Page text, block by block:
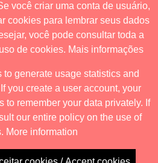
publica exclusivamente bajo una
Creative Commons Atribución-
CompartirIgual 4.0 .
usar el visor de JATS Studio
de 2026. Para obtener los formatos
você criar uma conta de usuário,
cookies para lembrar seus dados
você pode consultar toda a
de cookies. Mais informações
generate usage statistics and
you create a user account, your
to remember your data privately. If
our entire policy on the use of
More information